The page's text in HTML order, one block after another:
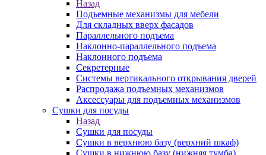
Назад
Подъемные механизмы для мебели
Для складных вверх фасадов
Параллельного подъема
Наклонно-параллельного подъема
Наклонного подъема
Секретерные
Системы вертикального открывания дверей
Распродажа подъемных механизмов
Аксессуары для подъемных механизмов
Сушки для посуды
Назад
Сушки для посуды
Сушки в верхнюю базу (верхний шкаф)
Сушки в нижнюю базу (нижняя тумба)